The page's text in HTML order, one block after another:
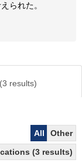
られた。
(3 results)
All
Other
(3 results)